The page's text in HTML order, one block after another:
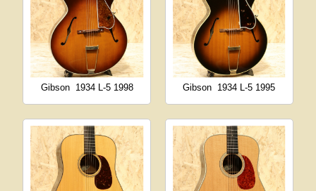
Gibson 1934 L-5 1998 Gibson 1934 L-5 1995